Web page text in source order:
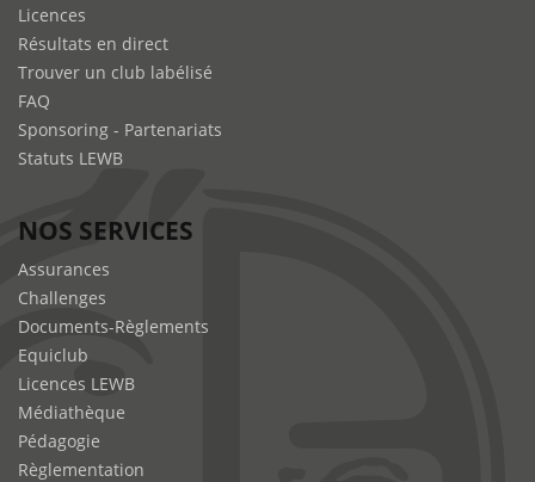
Licences
Résultats en direct
Trouver un club labélisé
FAQ
Sponsoring - Partenariats
Statuts LEWB
NOS SERVICES
Assurances
Challenges
Documents-Règlements
Equiclub
Licences LEWB
Médiathèque
Pédagogie
Règlementation